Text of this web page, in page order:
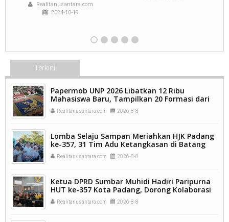
Realitanusantara.com
2024-10-19
Terkini
Papermob UNP 2026 Libatkan 12 Ribu
Mahasiswa Baru, Tampilkan 20 Formasi dari
9.250 Kavling.
Realitanusantara.com 2026-8-8
Lomba Selaju Sampan Meriahkan HJK Padang
ke-357, 31 Tim Adu Ketangkasan di Batang
Arau.
Realitanusantara.com 2026-8-8
Ketua DPRD Sumbar Muhidi Hadiri Paripurna
HUT ke-357 Kota Padang, Dorong Kolaborasi
dan Inovasi Berkelanjutan.
Realitanusantara.com 2026-8-8